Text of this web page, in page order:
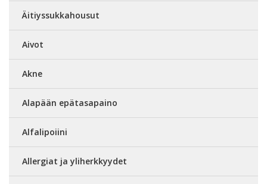
Äitiyssukkahousut
Aivot
Akne
Alapään epätasapaino
Alfalipoiini
Allergiat ja yliherkkyydet